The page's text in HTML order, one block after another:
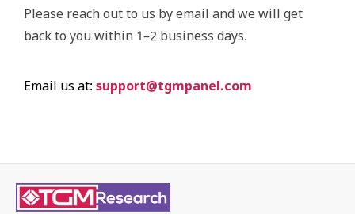
Please reach out to us by email and we will get
back to you within 1–2 business days.
Email us at:support@tgmpanel.com